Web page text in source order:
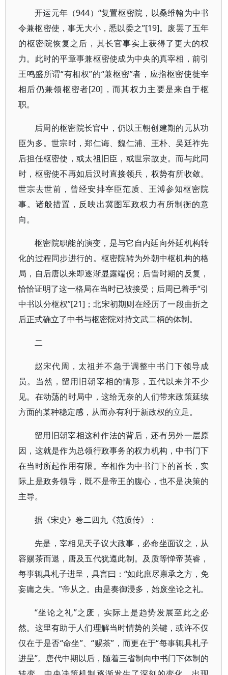
开运元年（944）“复置枢密院，以桑维翰为中书
令兼枢密使，事无大小，悉以委之”[19]。废罢了五年
的枢密院恢复之后，其长官事实上获得了更大的权
力。此时的平章事兼枢密使成为中央的真宰相，前引
王鸣盛所谓“有相权”的“兼枢密”者，应指枢密使徙宰
相后仍兼领枢密者[20]，而其权力主要是来自于枢
职。
后周的枢密院长官中，仍以王朝创建期的元从功
臣为多。世宗时，郑仁诲、魏仁浦、王朴、吴廷祚先
后担任枢密使，或太祖旧臣，或世宗故吏。而与此同
时，枢密使不再如后汉时直接领兵，权势有所收敛。
世宗去世前，曾经安排宰臣范质、王溥参知枢密院
事。诸般措置，反映出冀图军政权力有所制衡的意
向。
枢密院职能的演变，是与它自内廷向外廷机构转
化的过程同步进行的。枢密院转为外朝中枢机构的格
局，自后唐以来即逐渐显露端倪；后晋时期的反复，
恰恰证明了这一格局在当时已被接受；后周已着手“引
中书以分枢权”[21]；北宋初期则在经历了一段曲折之
后正式确立了中书与枢密院对持文武二柄的体制。
二
赵宋代周，太祖并不急于调整中书门下领导成
员。当然，留用旧朝宰相的情形，五代以来并不少
见。在动荡的时局中，这给无奈的人们带来政策延续
方面的某种稳定感，从而亦有利于新政权的立足。
留用旧朝宰相这种作法的背后，还有另外一层原
因，这就是作为总领行政事务的权力机构，中书门下
在当时所起作用有限。宰相作为中书门下的首长，实
际上是政务领导，既不是帝王的腹心，也不是决策的
主导。
据《宋史》卷二四九《范质传》：
先是，宰相见天子议大政事，必命坐面议之，从
容赐茶而退，唐及五代犹遵此制。及质等惮帝英睿，
每事辄具札子进呈，具言曰：“如此庶尽禀承之方，免
妄庸之失。”帝从之。由是奏御浸多，始废坐论之礼。
“坐论之礼”之废，实际上是趋势发展至此之必
然。这里有助于人们理解当时情势的关键，或许不仅
仅在于是否“命坐”、“赐茶”，而更在于“每事辄具札子
进呈”。唐代中期以后，随着三省制向中书门下体制的